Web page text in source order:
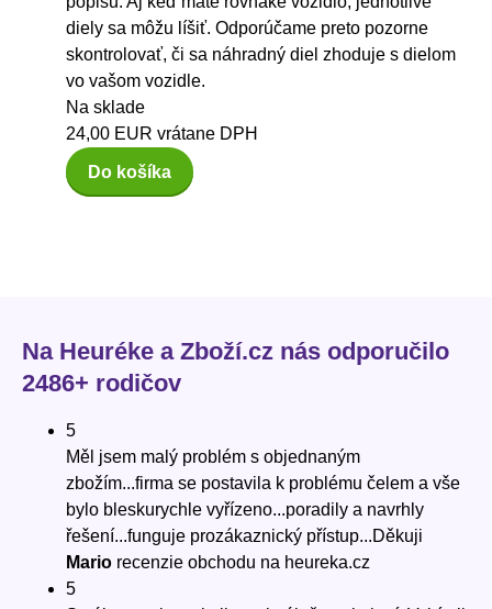
diely sa môžu líšiť. Odporúčame preto pozorne
skontrolovať, či sa náhradný diel zhoduje s dielom
vo vašom vozidle.
Na sklade
24,00 EUR vrátane DPH
Do košíka
Na Heuréke a Zboží.cz nás odporučilo
2486+ rodičov
5
Měl jsem malý problém s objednaným
zbožím...firma se postavila k problému čelem a vše
bylo bleskurychle vyřízeno...poradily a navrhly
řešení...funguje prozákaznický přístup...Děkuji
Mario recenzie obchodu na heureka.cz
5